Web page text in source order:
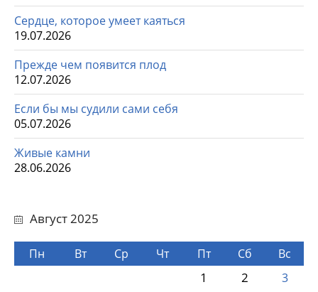
Сердце, которое умеет каяться
19.07.2026
Прежде чем появится плод
12.07.2026
Если бы мы судили сами себя
05.07.2026
Живые камни
28.06.2026
Август 2025
Пн Вт Ср Чт Пт Сб Вс
1 2 3